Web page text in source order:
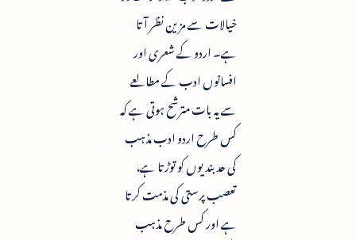
خیالات سے مزین نظر آتا
ہے۔ اردو کے شعری اور
افسانوں ادب کے مطالعے
سے یہ بات مترشح ہوتی ہے کہ
کس طرح اردو ادب مذہب
کی حدبندیوں کو توڑتا ہے،
تعصب پرستی کی مذمت کرتا
ہے اور کس طرح مذہب